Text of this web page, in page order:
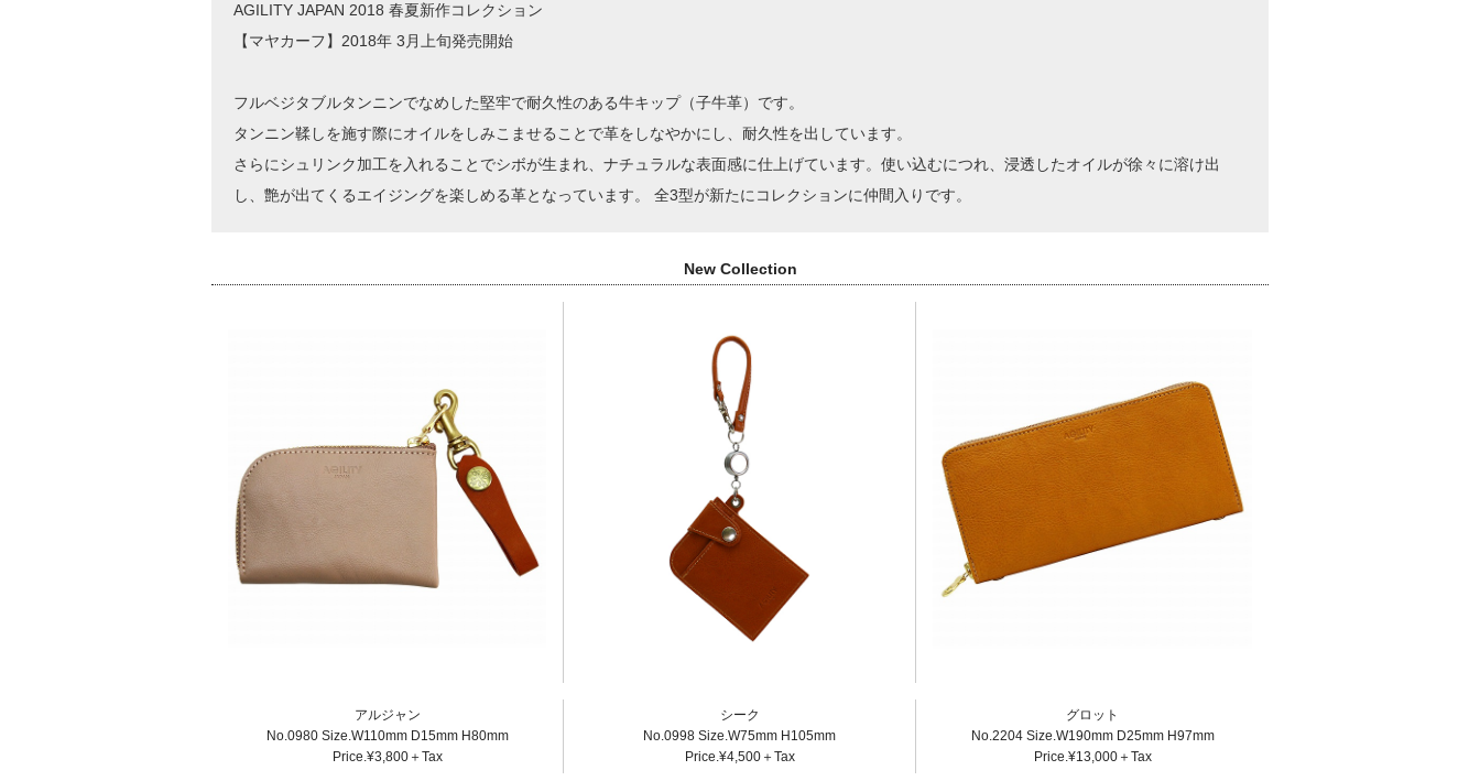
AGILITY JAPAN 2018 春夏新作コレクション
【マヤカーフ】2018年 3月上旬発売開始
フルベジタブルタンニンでなめした堅牢で耐久性のある牛キップ（子牛革）です。
タンニン鞣しを施す際にオイルをしみこませることで革をしなやかにし、耐久性を出しています。
さらにシュリンク加工を入れることでシボが生まれ、ナチュラルな表面感に仕上げています。使い込むにつれ、浸透したオイルが徐々に溶け出
し、艶が出てくるエイジングを楽しめる革となっています。 全3型が新たにコレクションに仲間入りです。
New Collection
アルジャン
No.0980 Size.W110mm D15mm H80mm
Price.¥3,800＋Tax
シーク
No.0998 Size.W75mm H105mm
Price.¥4,500＋Tax
グロット
No.2204 Size.W190mm D25mm H97mm
Price.¥13,000＋Tax